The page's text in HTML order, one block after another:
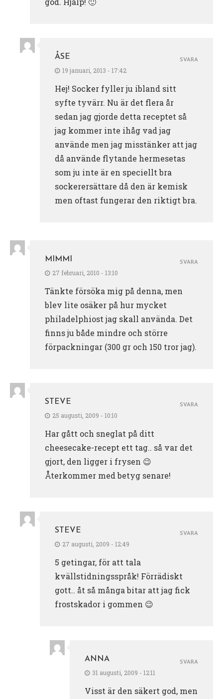
ÅSE
19 januari, 2013 - 17:42
Hej! Socker fyller ju ibland sitt
syfte tyvärr. Nu är det flera år
sedan jag gjorde detta receptet så
jag kommer inte ihåg vad jag
använde men jag misstänker att jag
då använde flytande hermesetas
som ju inte är en speciellt bra
sockerersättare då den är kemisk
men oftast fungerar den riktigt bra.
SVARA
MIMMI
27 februari, 2010 - 13:10
Tänkte försöka mig på denna, men
blev lite osäker på hur mycket
philadelphiost jag skall använda. Det
finns ju både mindre och större
förpackningar (300 gr och 150 tror jag).
SVARA
STEVE
25 augusti, 2009 - 10:10
Har gått och sneglat på ditt
cheesecake-recept ett tag.. så var det
gjort, den ligger i frysen 😉
Återkommer med betyg senare!
SVARA
STEVE
27 augusti, 2009 - 12:49
5 getingar, för att tala
kvällstidningsspråk! Förrädiskt
gott.. åt så många bitar att jag fick
frostskador i gommen 😉
SVARA
ANNA
31 augusti, 2009 - 12:11
Visst är den säkert god, men
SVARA